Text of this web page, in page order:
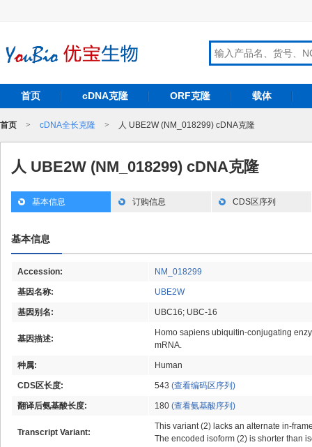
首页 cDNA克隆 ORF克隆 载体
首页 > cDNA全长克隆 > 人 UBE2W (NM_018299) cDNA克隆
人 UBE2W (NM_018299) cDNA克隆
基本信息 订购信息 CDS区序列
基本信息
Accession: NM_018299
基因名称: UBE2W
基因别名: UBC16; UBC-16
基因描述:
Homo sapiens ubiquitin-conjugating
mRNA.
种属: Human
CDS区长度: 543 (查看编码区序列)
翻译后氨基酸长度: 180 (查看氨基酸序列)
Transcript Variant:
This variant (2) lacks an alternate in-
The encoded isoform (2) is shorter than